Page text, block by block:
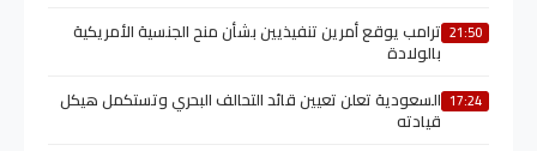
21:50 ترامب يوقع أمرين تنفيذيين بشأن منح الجنسية الأمريكية
بالولادة
17:24 السعودية تعلن تعيين قائد التحالف البحري وتستكمل هيكل
قيادته